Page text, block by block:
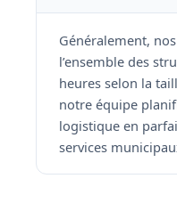
Généralement,
l’ensemble des
heures selon la
notre équipe
logistique en
services